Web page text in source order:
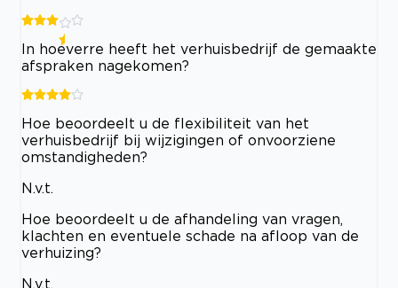
In hoeverre heeft het verhuisbedrijf de gemaakte
afspraken nagekomen?
Hoe beoordeelt u de flexibiliteit van het
verhuisbedrijf bij wijzigingen of onvoorziene
omstandigheden?
N.v.t.
Hoe beoordeelt u de afhandeling van vragen,
klachten en eventuele schade na afloop van de
verhuizing?
N.v.t.